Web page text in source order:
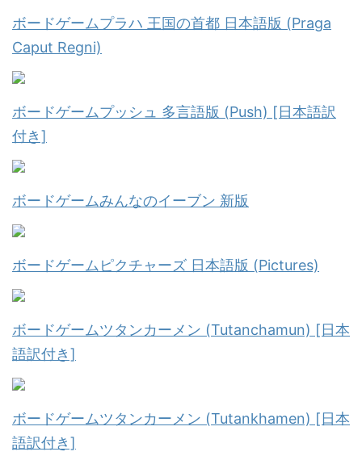
ボードゲームプラハ 王国の首都 日本語版 (Praga
Caput Regni)
ボードゲームプッシュ 多言語版 (Push) [日本語訳
付き]
ボードゲームみんなのイーブン 新版
ボードゲームピクチャーズ 日本語版 (Pictures)
ボードゲームツタンカーメン (Tutanchamun) [日本
語訳付き]
ボードゲームツタンカーメン (Tutankhamen) [日本
語訳付き]